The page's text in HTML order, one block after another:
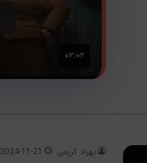
بهزاد کریمی 2024-11-21